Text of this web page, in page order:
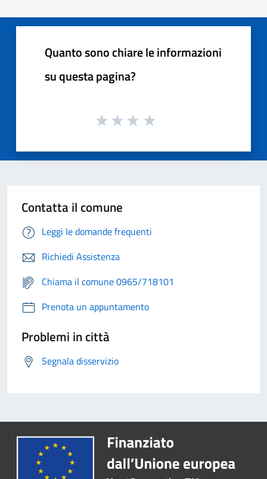
Quanto sono chiare le informazioni
su questa pagina?
Contatta il comune
Leggi le domande frequenti
Richiedi Assistenza
Chiama il comune 0965/718101
Prenota un appuntamento
Problemi in città
Segnala disservizio